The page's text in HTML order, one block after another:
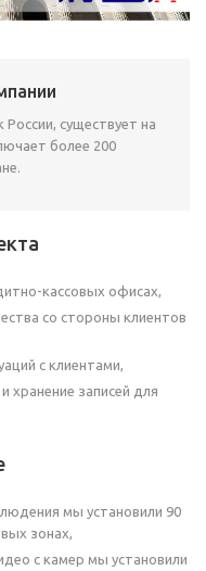
существует на
более 200
кассовых офисах,
со стороны клиентов
с клиентами,
хранение записей для
мы установили 90
зонах,
с камер мы установили